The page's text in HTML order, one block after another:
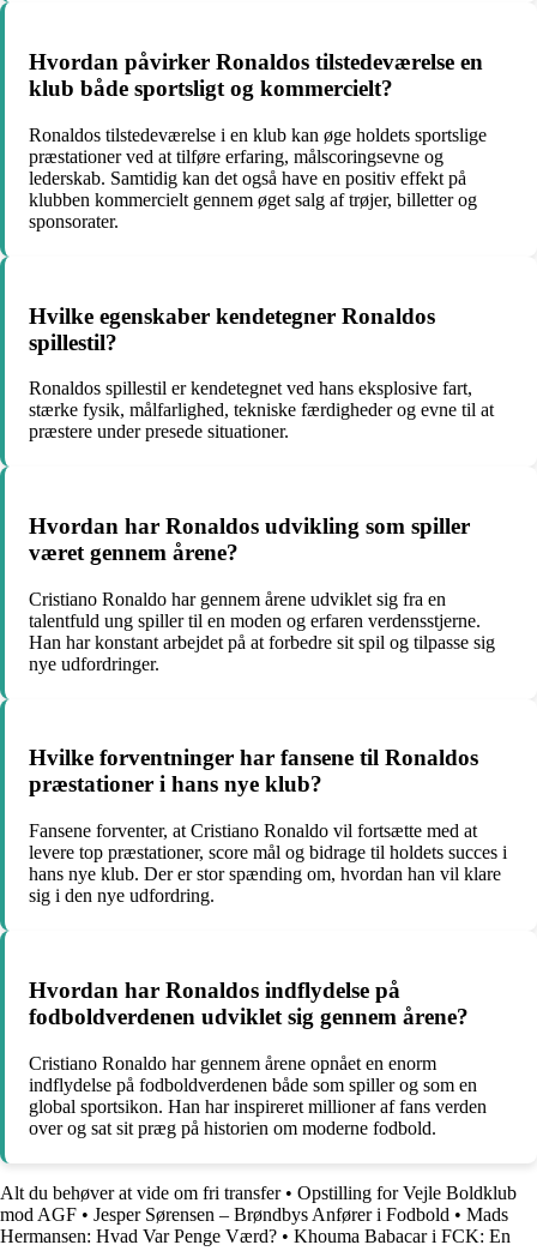
Hvordan påvirker Ronaldos tilstedeværelse en
klub både sportsligt og kommercielt?
Ronaldos tilstedeværelse i en klub kan øge holdets sportslige
præstationer ved at tilføre erfaring, målscoringsevne og
lederskab. Samtidig kan det også have en positiv effekt på
klubben kommercielt gennem øget salg af trøjer, billetter og
sponsorater.
Hvilke egenskaber kendetegner Ronaldos
spillestil?
Ronaldos spillestil er kendetegnet ved hans eksplosive fart,
stærke fysik, målfarlighed, tekniske færdigheder og evne til at
præstere under presede situationer.
Hvordan har Ronaldos udvikling som spiller
været gennem årene?
Cristiano Ronaldo har gennem årene udviklet sig fra en
talentfuld ung spiller til en moden og erfaren verdensstjerne.
Han har konstant arbejdet på at forbedre sit spil og tilpasse sig
nye udfordringer.
Hvilke forventninger har fansene til Ronaldos
præstationer i hans nye klub?
Fansene forventer, at Cristiano Ronaldo vil fortsætte med at
levere top præstationer, score mål og bidrage til holdets succes i
hans nye klub. Der er stor spænding om, hvordan han vil klare
sig i den nye udfordring.
Hvordan har Ronaldos indflydelse på
fodboldverdenen udviklet sig gennem årene?
Cristiano Ronaldo har gennem årene opnået en enorm
indflydelse på fodboldverdenen både som spiller og som en
global sportsikon. Han har inspireret millioner af fans verden
over og sat sit præg på historien om moderne fodbold.
Alt du behøver at vide om fri transfer• Opstilling for Vejle Boldklub
mod AGF • Jesper Sørensen – Brøndbys Anfører i Fodbold • Mads
Hermansen: Hvad Var Penge Værd? • Khouma Babacar i FCK: En